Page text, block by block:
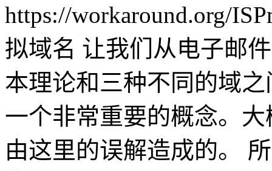
https://workaround.org/
拟域名 让我们从电子邮
本理论和三种不同的域
一个非常重要的概念。
由这里的误解造成的。